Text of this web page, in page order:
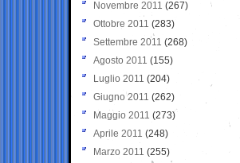
Novembre 2011 (267)
Ottobre 2011 (283)
Settembre 2011 (268)
Agosto 2011 (155)
Luglio 2011 (204)
Giugno 2011 (262)
Maggio 2011 (273)
Aprile 2011 (248)
Marzo 2011 (255)